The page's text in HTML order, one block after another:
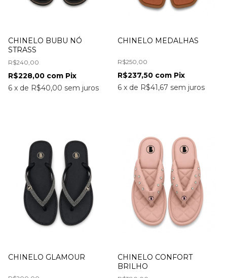
CHINELO BUBU NÓ
STRASS
R$240,00
6 x de R$40,00 sem juros
R$228,00 com Pix
CHINELO MEDALHAS
R$250,00
6 x de R$41,67 sem juros
R$237,50 com Pix
CHINELO GLAMOUR
CHINELO CONFORT
BRILHO